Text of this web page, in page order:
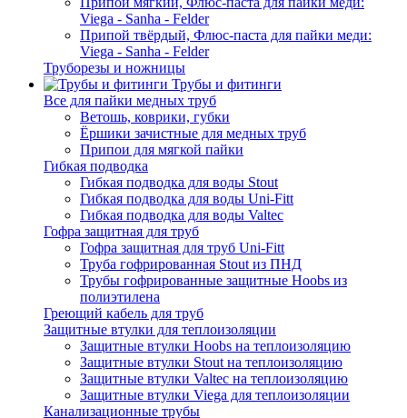
Viega - Sanha - Felder
Припой твёрдый, Флюс-паста для пайки меди:
Viega - Sanha - Felder
Труборезы и ножницы
Трубы и фитинги
Все для пайки медных труб
Ветошь, коврики, губки
Ёршики зачистные для медных труб
Припои для мягкой пайки
Гибкая подводка
Гибкая подводка для воды Stout
Гибкая подводка для воды Uni-Fitt
Гибкая подводка для воды Valtec
Гофра защитная для труб
Гофра защитная для труб Uni-Fitt
Труба гофрированная Stout из ПНД
Трубы гофрированные защитные Hoobs из
полиэтилена
Греющий кабель для труб
Защитные втулки для теплоизоляции
Защитные втулки Hoobs на теплоизоляцию
Защитные втулки Stout на теплоизоляцию
Защитные втулки Valtec на теплоизоляцию
Защитные втулки Viega для теплоизоляции
Канализационные трубы